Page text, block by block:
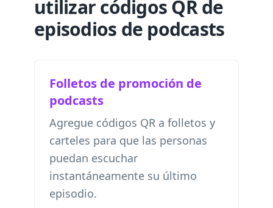
utilizar códigos QR de
episodios de podcasts
Folletos de promoción de
podcasts
Agregue códigos QR a folletos y
carteles para que las personas
puedan escuchar
instantáneamente su último
episodio.